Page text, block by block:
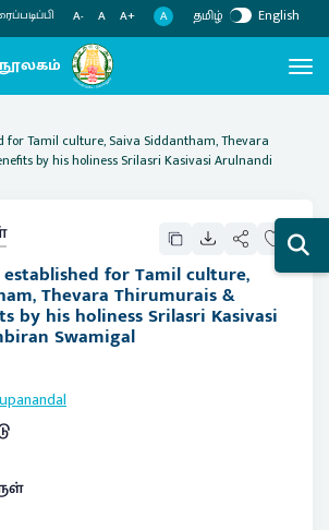
A- A A+ A தமிழ் English
for Tamil culture, Saiva Siddantham, Thevara
by his holiness Srilasri Kasivasi Arulnandi
for Tamil culture,
Thevara Thirumurais &
by his holiness Srilasri Kasivasi
Swamigal